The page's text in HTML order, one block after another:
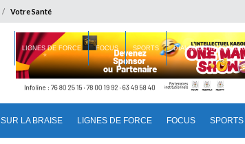
Votre Santé
SUR LA BRAISE LIGNES DE FORCE FOCUS SPORTS
LIGNES DE FORCE FOCUS SPORTS DIALOGUE INTERIEUR